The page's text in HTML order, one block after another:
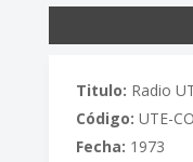
Titulo: Radio
Código: UTE-
Fecha: 1973